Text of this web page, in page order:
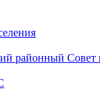
районный Совет